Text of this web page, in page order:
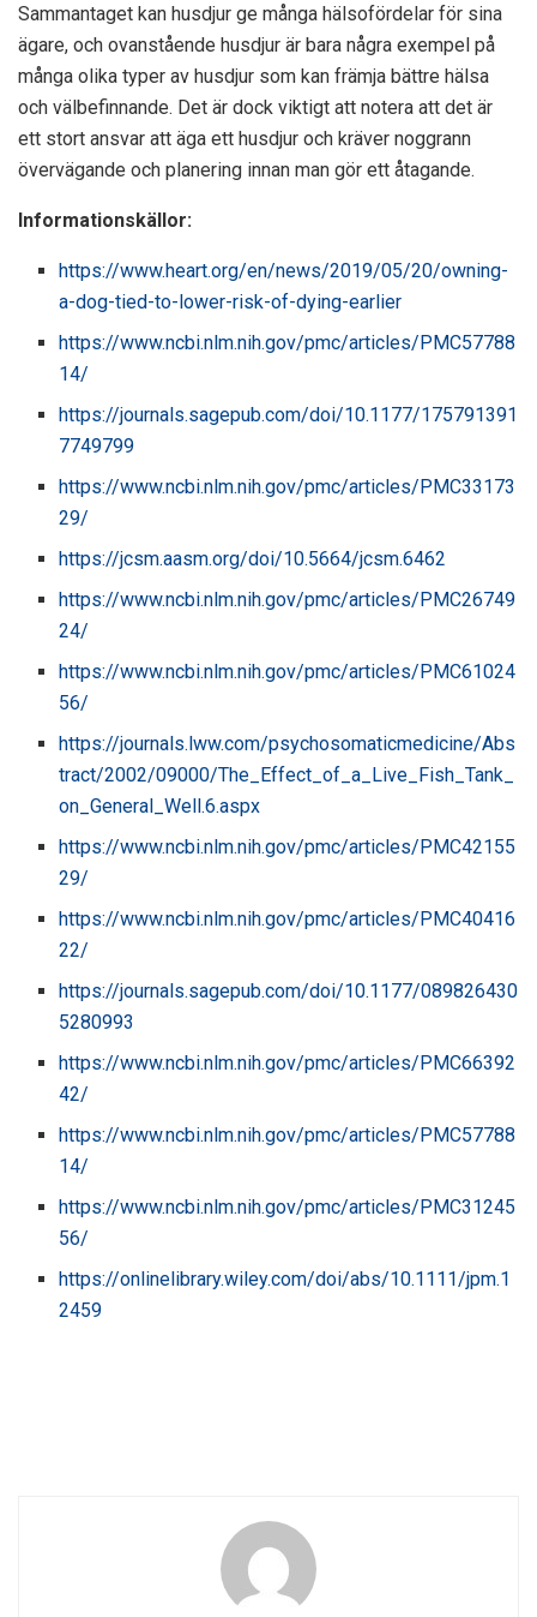
Sammantaget kan husdjur ge många hälsofördelar för sina
ägare, och ovanstående husdjur är bara några exempel på
många olika typer av husdjur som kan främja bättre hälsa
och välbefinnande. Det är dock viktigt att notera att det är
ett stort ansvar att äga ett husdjur och kräver noggrann
övervägande och planering innan man gör ett åtagande.
Informationskällor:
https://www.heart.org/en/news/2019/05/20/owning-
a-dog-tied-to-lower-risk-of-dying-earlier
https://www.ncbi.nlm.nih.gov/pmc/articles/PMC57788
14/
https://journals.sagepub.com/doi/10.1177/175791391
7749799
https://www.ncbi.nlm.nih.gov/pmc/articles/PMC33173
29/
https://jcsm.aasm.org/doi/10.5664/jcsm.6462
https://www.ncbi.nlm.nih.gov/pmc/articles/PMC26749
24/
https://www.ncbi.nlm.nih.gov/pmc/articles/PMC61024
56/
https://journals.lww.com/psychosomaticmedicine/Abs
tract/2002/09000/The_Effect_of_a_Live_Fish_Tank_
on_General_Well.6.aspx
https://www.ncbi.nlm.nih.gov/pmc/articles/PMC42155
29/
https://www.ncbi.nlm.nih.gov/pmc/articles/PMC40416
22/
https://journals.sagepub.com/doi/10.1177/089826430
5280993
https://www.ncbi.nlm.nih.gov/pmc/articles/PMC66392
42/
https://www.ncbi.nlm.nih.gov/pmc/articles/PMC57788
14/
https://www.ncbi.nlm.nih.gov/pmc/articles/PMC31245
56/
https://onlinelibrary.wiley.com/doi/abs/10.1111/jpm.1
2459